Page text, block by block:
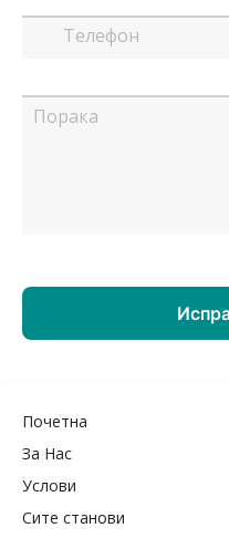
Почетна
За Нас
Услови
Сите станови